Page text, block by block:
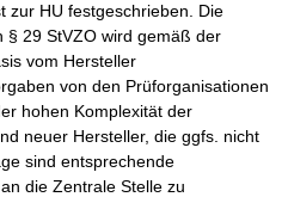
zur HU festgeschrieben. Die
§ 29 StVZO wird gemäß der
vom Hersteller
von den Prüforganisationen
hohen Komplexität der
neuer Hersteller, die ggfs. nicht
sind entsprechende
die Zentrale Stelle zu